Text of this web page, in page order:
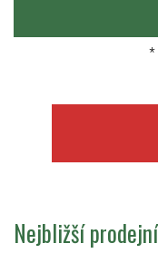
*
Nejbližší